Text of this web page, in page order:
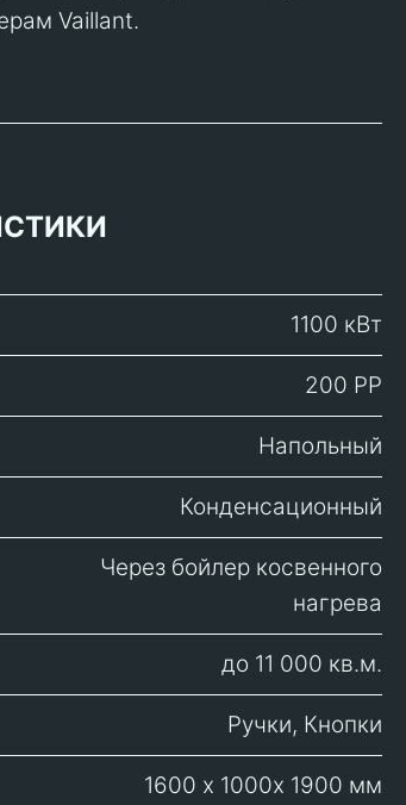
Vaillant.
1100 кВт
200 PP
Напольный
Конденсационный
Через бойлер косвенного
нагрева
до 11 000 кв.м.
Ручки, Кнопки
1600 х 1000х 1900 мм